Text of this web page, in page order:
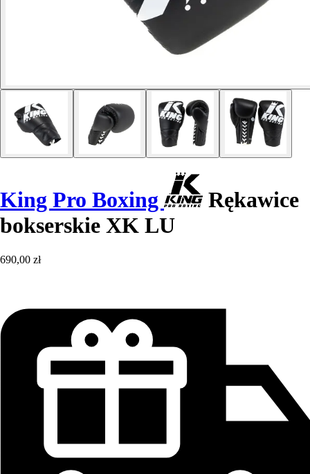
King Pro Boxing
Rękawice
bokserskie XK LU
690,00 zł